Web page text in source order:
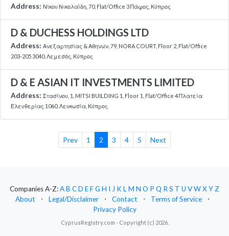
Address: Νίκου Νικολαϊδη, 70, Flat/Office 3 Πάφος, Κύπρος
D & DUCHESS HOLDINGS LTD
Address: Ανεξαρτησίας & Αθηνών, 79, NORA COURT, Floor 2, Flat/Office
203-205 3040, Λεμεσός, Κύπρος
D & E ASIAN IT INVESTMENTS LIMITED
Address: Στασίνου, 1, MITSI BUILDING 1, Floor 1, Flat/Office 4 Πλατεία
Ελευθερίας 1060, Λευκωσία, Κύπρος
Prev 1 2 3 4 5 Next
Companies A-Z:AB CD EFG H I J KLM N O P Q RS T U VWXYZ
About
⋅ Legal/Disclaimer ⋅ Contact ⋅ Terms of Service
⋅
Privacy Policy
CyprusRegistry.com - Copyright (c) 2026.